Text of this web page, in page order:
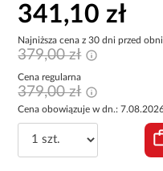
341,10 zł
Najniższa cena z 30 dni przed
379,00 zł
Cena regularna
379,00 zł
Cena obowiązuje w dn.: